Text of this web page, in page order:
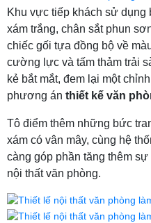
Khu vực tiếp khách sử dụng
xám trắng, chân sắt phun
chiếc gối tựa đồng bộ về
cường lực và tấm thảm trải
kẻ bắt mắt, đem lại một
phương án thiết kế văn
Tô điểm thêm những bức
xám có vân mây, cùng hệ
càng góp phần tăng thêm
nội thất văn phòng.